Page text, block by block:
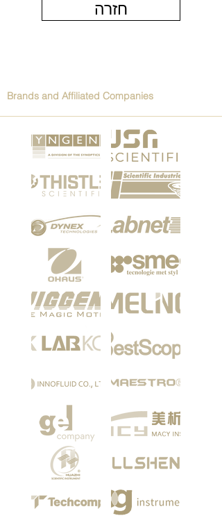
חזרה
Brands and Affiliated Companies